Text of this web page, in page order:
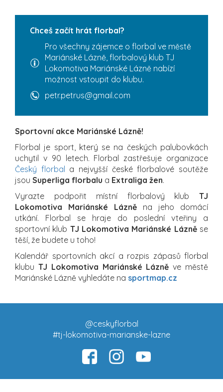
Chceš začít hrát florbal?
Pro všechny zájemce o florbal ve městě
Mariánské Lázně, florbalový klub TJ
Lokomotiva Mariánské Lázně nabízí
možnost vstoupit do klubu.
petr.petrus@gmail.com
Sportovní akce Mariánské Lázně!
Florbal je sport, který se na českých palubovkách
uchytil v 90 letech. Florbal zastřešuje organizace
Český florbal a nejvyšší české florbalové soutěže
jsou Superliga florbalu a Extraliga žen.
Vyrazte podpořit místní florbalový klub TJ
Lokomotiva Mariánské Lázně na jeho domácí
utkání. Florbal se hraje do poslední vteřiny a
sportovní klub TJ Lokomotiva Mariánské Lázněse
těší, že budete u toho!
Kalendář sportovních akcí a rozpis zápasů florbal
klubu TJ Lokomotiva Mariánské Lázně ve městě
Mariánské Lázně vyhledáte na sportmap.cz
@ceskyflorbal
#tj-lokomotiva-marianske-lazne